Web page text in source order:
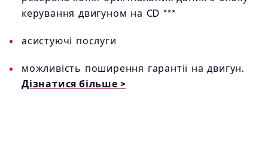
керування двигуном на CD ***
асистуючі послуги
можливість поширення гарантії на двигун.
Дізнатися більше >